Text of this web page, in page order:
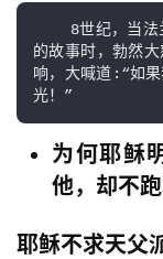
首
的故事时，勃然
响，大喊道:“如
光！”
为何耶稣
他，却不跑
耶稣不求天父